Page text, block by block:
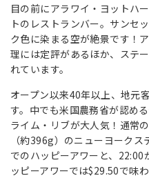
目の前にアラワイ・ヨットハ
トのレストランバー。サンセ
ク色に染まる空が絶景です！
理には定評があるほか、ステ
れています。
オープン以来40年以上、地元
す。中でも米国農務省が認め
ライム・リブが大人気！通常
（約396g）のニューヨーク
でのハッピーアワーと、
ッピーアワーでは$29.50で味わ